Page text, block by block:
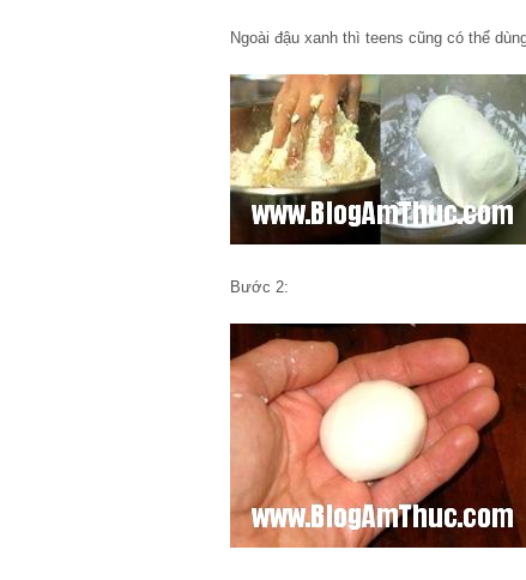
Ngoài đậu xanh thì teens cũng có thể
Bước 2: